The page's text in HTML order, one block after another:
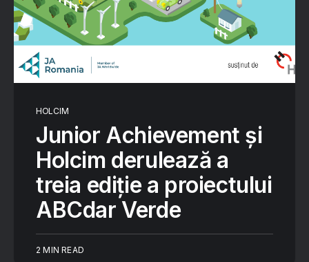
HOLCIM
Junior Achievement și
Holcim derulează a
treia ediție a proiectului
ABCdar Verde
2 MIN READ